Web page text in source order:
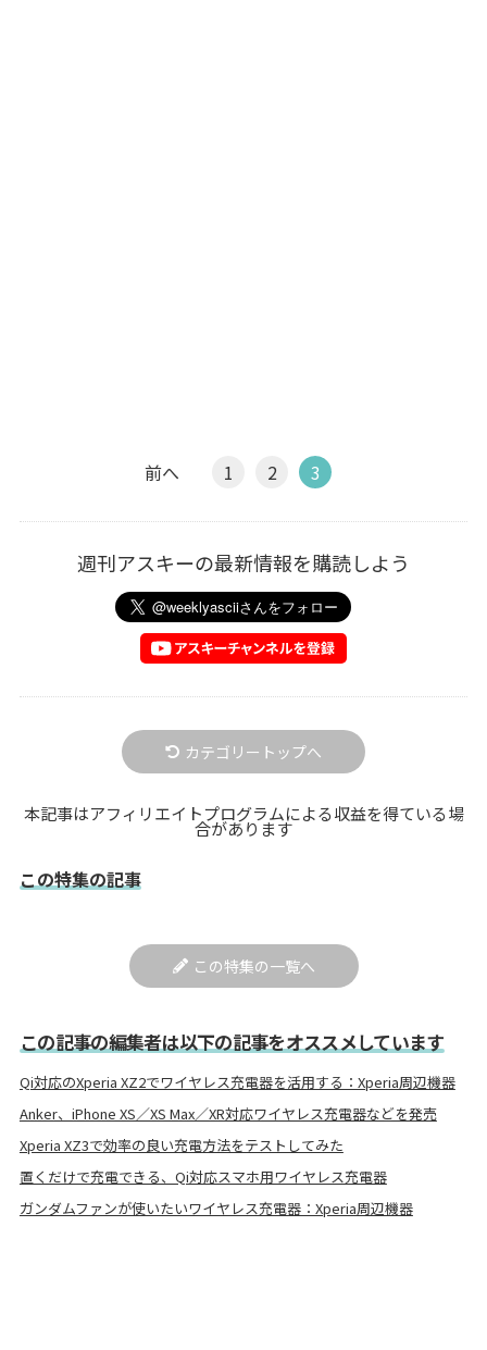
前へ 1 2 3
週刊アスキーの最新情報を購読しよう
カテゴリートップへ
本記事はアフィリエイトプログラムによる収益を得ている場
合があります
この特集の記事
この特集の一覧へ
この記事の編集者は以下の記事をオススメしています
Qi対応のXperia XZ2でワイヤレス充電器を活用する：Xperia周辺機器
Anker、iPhone XS／XS Max／XR対応ワイヤレス充電器などを発売
Xperia XZ3で効率の良い充電方法をテストしてみた
置くだけで充電できる、Qi対応スマホ用ワイヤレス充電器
ガンダムファンが使いたいワイヤレス充電器：Xperia周辺機器